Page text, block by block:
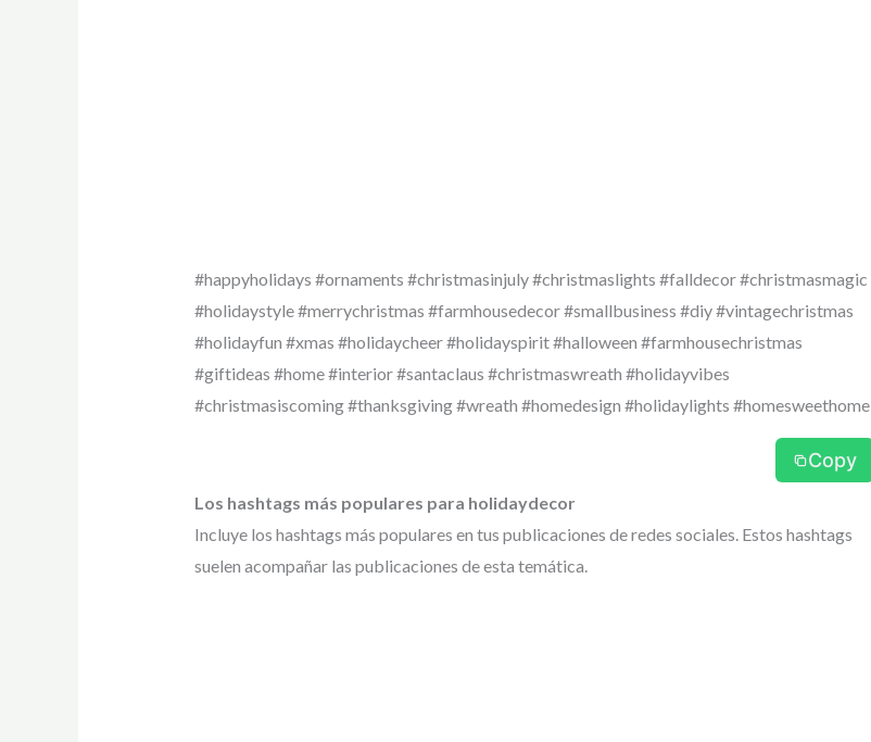
#happyholidays #ornaments #christmasinjuly #christmaslights #falldecor #christmasmagic
#holidaystyle #merrychristmas #farmhousedecor #smallbusiness #diy #vintagechristmas
#holidayfun #xmas #holidaycheer #holidayspirit #halloween #farmhousechristmas
#giftideas #home #interior #santaclaus #christmaswreath #holidayvibes
#christmasiscoming #thanksgiving #wreath #homedesign #holidaylights #homesweethome
Copy
Los hashtags más populares para holidaydecor
Incluye los hashtags más populares en tus publicaciones de redes sociales. Estos hashtags
suelen acompañar las publicaciones de esta temática.